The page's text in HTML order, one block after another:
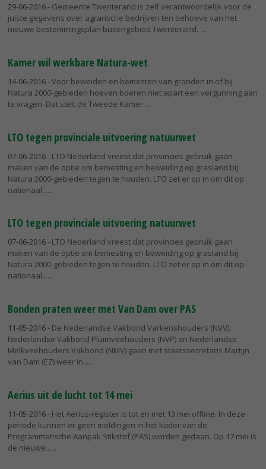
29-06-2016- Gemeente Twenterand is zelf verantwoordelijk voor de
juiste gegevens over agrarische bedrijven ten behoeve van het
nieuwe bestemmingsplan buitengebied Twenterand.
Kamer wil werkbare Natura-wet
14-06-2016- Voor beweiden en bemesten van gronden in of bij
Natura 2000-gebieden hoeven boeren niet apart een vergunning aan
te vragen. Dat stelt de Tweede Kamer.
LTO tegen provinciale uitvoering natuurwet
07-06-2016- LTO Nederland vreest dat provincies gebruik gaan
maken van de optie om bemesting en beweiding op grasland bij
Natura 2000-gebieden tegen te houden. LTO zet er op in om dit op
nationaal...
LTO tegen provinciale uitvoering natuurwet
07-06-2016- LTO Nederland vreest dat provincies gebruik gaan
maken van de optie om bemesting en beweiding op grasland bij
Natura 2000-gebieden tegen te houden. LTO zet er op in om dit op
nationaal...
Bonden praten weer met Van Dam over PAS
11-05-2016- De Nederlandse Vakbond Varkenshouders (NVV),
Nederlandse Vakbond Pluimveehouders (NVP) en Nederlandse
Melkveehouders Vakbond (NMV) gaan met staatssecretaris Martijn
van Dam (EZ) weer in...
Aerius uit de lucht tot 14 mei
11-05-2016- Het Aerius-register is tot en met 13 mei offline. In deze
periode kunnen er geen meldingen in het kader van de
Programmatische Aanpak Stikstof (PAS) worden gedaan. Op 17 mei is
de nieuwe...